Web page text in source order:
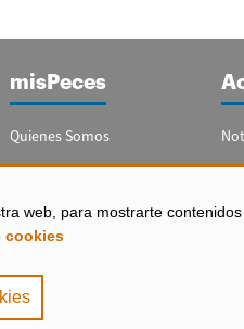
web, para mostrarte
cookies
misPeces
Quienes Somos
Publicidad
Contacto
Configurar Cookies
Copyright 2000 - 2026. Todos